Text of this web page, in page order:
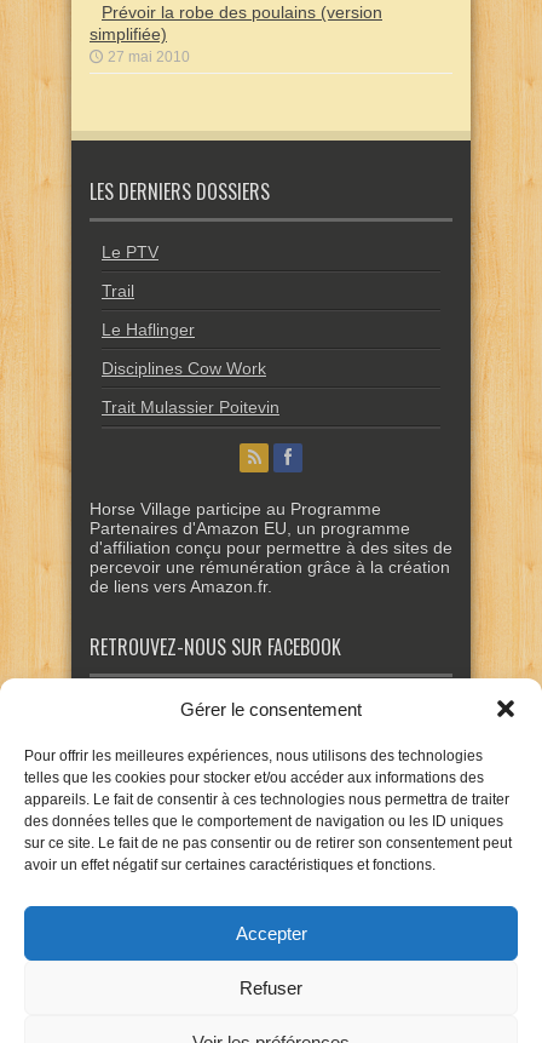
Gérer le consentement
Pour offrir les meilleures expériences, nous utilisons des technologies
telles que les cookies pour stocker et/ou accéder aux informations des
appareils. Le fait de consentir à ces technologies nous permettra de traiter
des données telles que le comportement de navigation ou les ID uniques
sur ce site. Le fait de ne pas consentir ou de retirer son consentement peut
avoir un effet négatif sur certaines caractéristiques et fonctions.
Accepter
Refuser
Prévoir la robe des poulains (version
simplifiée)
27 mai 2010
LES DERNIERS DOSSIERS
Le PTV
Trail
Le Haflinger
Disciplines Cow Work
Trait Mulassier Poitevin
Horse Village participe au Programme
Partenaires d'Amazon EU, un programme
d'affiliation conçu pour permettre à des sites de
percevoir une rémunération grâce à la création
de liens vers Amazon.fr.
RETROUVEZ-NOUS SUR FACEBOOK